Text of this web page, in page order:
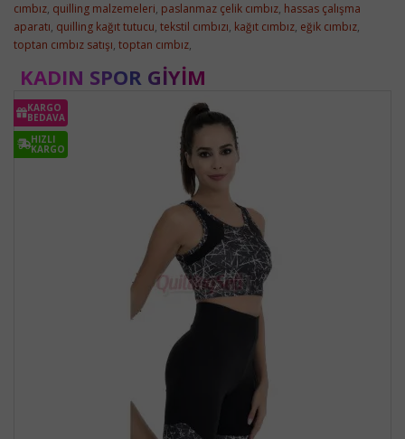
cımbız, quilling malzemeleri, paslanmaz çelik cımbız, hassas çalışma
aparatı, quilling kağıt tutucu, tekstil cımbızı, kağıt cımbız, eğik cımbız,
toptan cımbız satışı, toptan cımbız,
KADIN SPOR GIYIM
KARGO
BEDAVA
HIZLI
KARGO